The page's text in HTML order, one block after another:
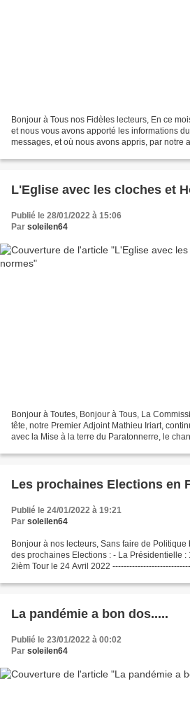
Bonjour à Tous nos Fidèles lecteurs, En ce
et nous vous avons apporté les informations
messages, et où nous avons appris, par notre
L'Eglise avec les cloches et
Publié le 28/01/2022 à 15:06
Par soleilen64
Bonjour à Toutes, Bonjour à Tous, La
tête, notre Premier Adjoint Mathieu Iriart,
avec la Mise à la terre du Paratonnerre, le
Les prochaines Elections en
Publié le 24/01/2022 à 19:21
Par soleilen64
Bonjour à nos lecteurs, Sans faire de
des prochaines Elections : - La Présidentielle :
2ièm Tour le 24 Avril 2022
La pandémie a bon dos.....
Publié le 23/01/2022 à 00:02
Par soleilen64